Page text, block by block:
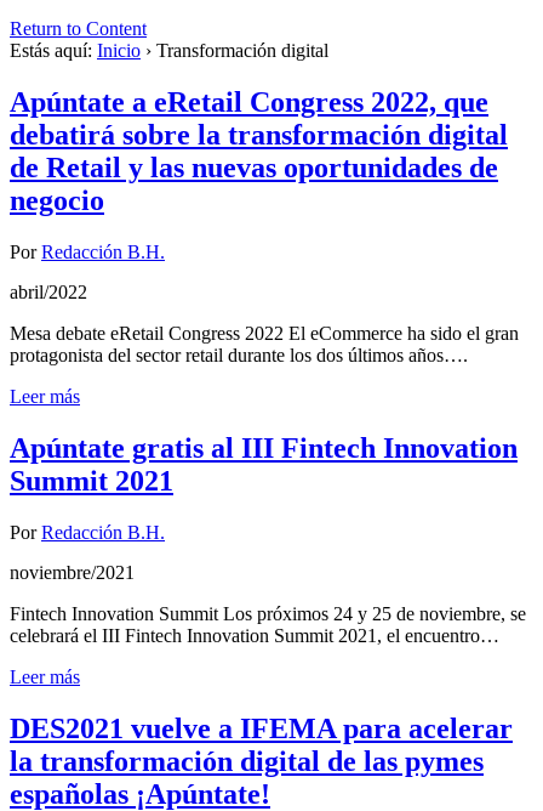
Return to Content
Estás aquí: Inicio › Transformación digital
Apúntate a eRetail Congress 2022, que
debatirá sobre la transformación digital
de Retail y las nuevas oportunidades de
negocio
PorRedacción B.H.
abril/2022
Mesa debate eRetail Congress 2022 El eCommerce ha sido el gran
protagonista del sector retail durante los dos últimos años….
Leer más
Apúntate gratis al III Fintech Innovation
Summit 2021
PorRedacción B.H.
noviembre/2021
Fintech Innovation Summit Los próximos 24 y 25 de noviembre, se
celebrará el III Fintech Innovation Summit 2021, el encuentro…
Leer más
DES2021 vuelve a IFEMA para acelerar
la transformación digital de las pymes
españolas ¡Apúntate!